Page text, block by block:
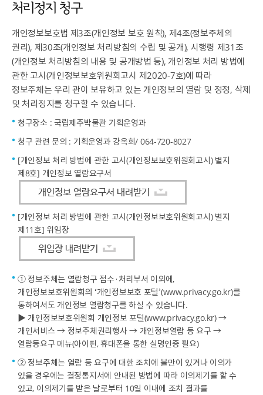
처리정지 청구
개인정보보호법 제3조(개인정보 보호 원칙), 제4조(정보주체의
권리), 제30조(개인정보 처리방침의 수립 및 공개), 시행령 제31조
(개인정보 처리방침의 내용 및 공개방법 등), 개인정보 처리 방법에
관한 고시(개인정보보호위원회고시 제2020-7호)에 따라
정보주체는 우리 관이 보유하고 있는 개인정보의 열람 및 정정, 삭제
및 처리정지를 청구할 수 있습니다.
청구장소 : 국립제주박물관 기획운영과
청구 관련 문의 : 기획운영과 강옥희/ 064-720-8027
[개인정보 처리 방법에 관한 고시(개인정보보호위원회고시) 별지
제8호] 개인정보 열람요구서
개인정보 열람요구서 내려받기
[개인정보 처리 방법에 관한 고시(개인정보보호위원회고시) 별지
제11호] 위임장
위임장 내려받기
① 정보주체는 열람청구 접수·처리부서 이외에,
개인정보보호위원회의 ‘개인정보보호 포털’(www.privacy.go.kr)를
통하여서도 개인정보 열람청구를 하실 수 있습니다.
▶ 개인정보보호위원회 개인정보 포털(www.privacy.go.kr) →
개인서비스 → 정보주체권리행사 → 개인정보열람 등 요구 →
열람등요구 메뉴(아이핀, 휴대폰을 통한 실명인증 필요)
② 정보주체는 열람 등 요구에 대한 조치에 불만이 있거나 이의가
있을 경우에는 결정통지서에 안내된 방법에 따라 이의제기를 할 수
있고, 이의제기를 받은 날로부터 10일 이내에 조치 결과를